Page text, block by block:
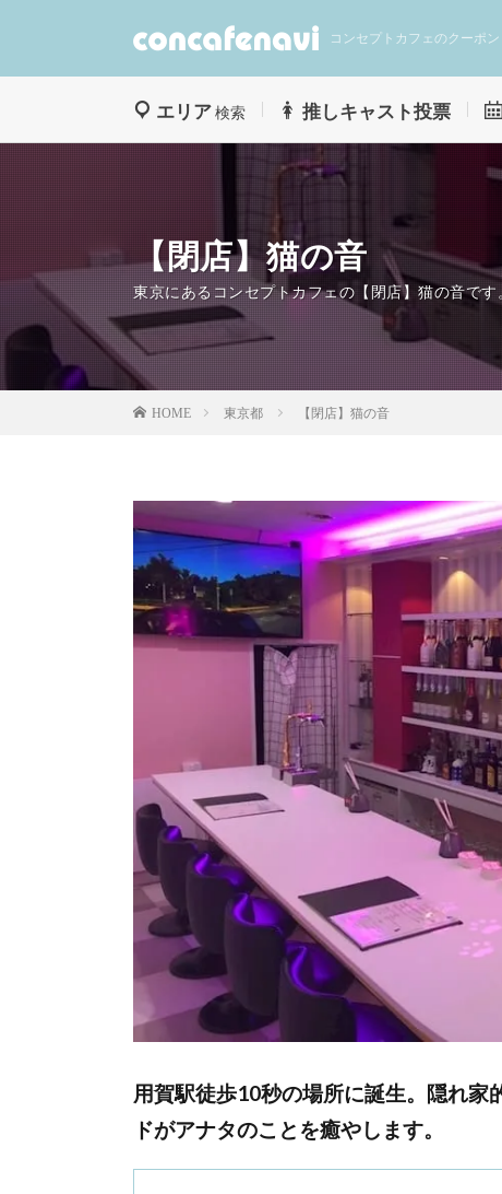
コンセプトカフェのクーポ
エリア検索 推しキャスト投票
【閉店】猫の音
東京にあるコンセプトカフェの【閉店】猫の音です
HOME 東京都 【閉店】猫の音
用賀駅徒歩10秒の場所に誕生。隠れ家
ドがアナタのことを癒やします。